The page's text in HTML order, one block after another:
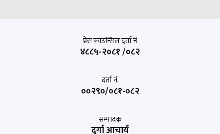
प्रेस काउन्सिल दर्ता नं
४८८५-२०८१ /०८२
दर्ता नं.
००२९०/०८१-०८२
सम्पादक
दुर्गा आचार्य